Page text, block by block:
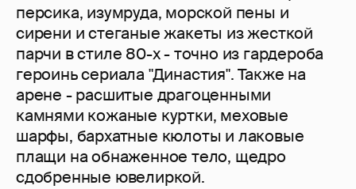
персика, изумруда, морской пены и
сирени и стеганые жакеты из жесткой
парчи в стиле 80-х - точно из гардероба
героинь сериала "Династия". Также на
арене - расшитые драгоценными
камнями кожаные куртки, меховые
шарфы, бархатные кюлоты и лаковые
плащи на обнаженное тело, щедро
сдобренные ювелиркой.